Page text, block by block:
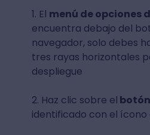
1. El menú de opciones
encuentra debajo del
navegador, solo debes
tres rayas horizontales
despliegue
2. Haz clic sobre el
identificado con el ícono